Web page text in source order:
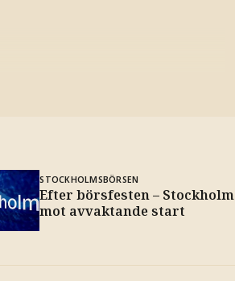
STOCKHOLMSBÖRSEN
Efter börsfesten – Stockholm
mot avvaktande start